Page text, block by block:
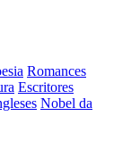
Romances
Escritores
Nobel da